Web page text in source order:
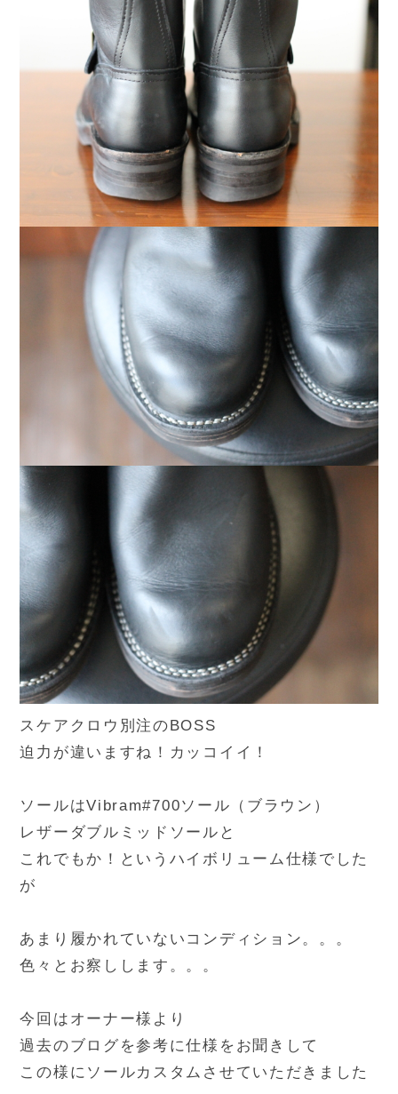
スケアクロウ別注のBOSS
迫力が違いますね！カッコイイ！
ソールはVibram#700ソール（ブラウン）
レザーダブルミッドソールと
これでもか！というハイボリューム仕様でした
が
あまり履かれていないコンディション。。。
色々とお察しします。。。
今回はオーナー様より
過去のブログを参考に仕様をお聞きして
この様にソールカスタムさせていただきました